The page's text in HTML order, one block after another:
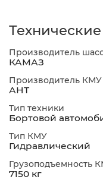
Производитель
КАМАЗ
Производитель КМУ
АНТ
Тип техники
Бортовой
Тип КМУ
Гидравлический
Грузоподъемность
7150 кг